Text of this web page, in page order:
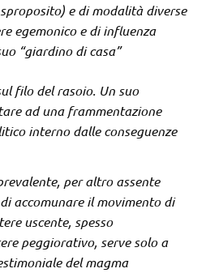
e di modalità diverse
egemonico e di influenza
“giardino di casa”
filo del rasoio. Un suo
ad una frammentazione
interno dalle conseguenze
per altro assente
accomunare il movimento di
uscente, spesso
peggiorativo, serve solo a
del magma